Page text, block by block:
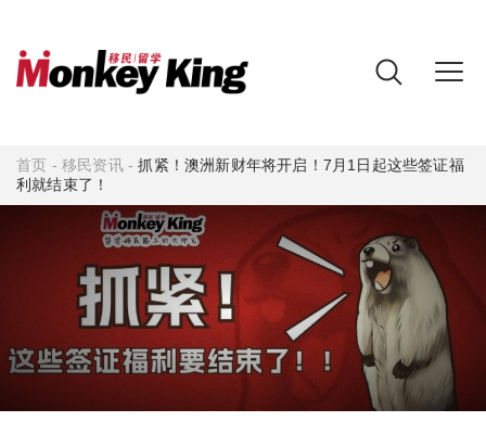
首页 -移民资讯-抓紧！澳洲新财年将开启！7月1日起这些签证福
利就结束了！